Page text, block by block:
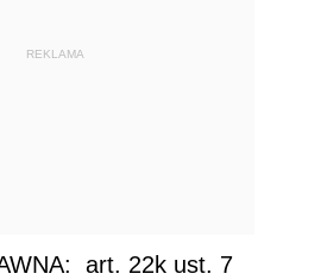
REKLAMA
art. 22k ust. 7